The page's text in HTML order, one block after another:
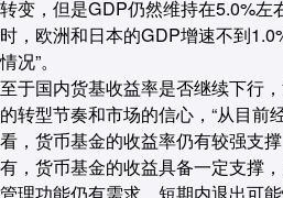
转变，但是GDP仍然维持在5.0%左
时，欧洲和日本的GDP增速不到
情况”。
至于国内货基收益率是否继续下行
的转型节奏和市场的信心，“从目前
看，货币基金的收益率仍有较强支
有，货币基金的收益具备一定支撑